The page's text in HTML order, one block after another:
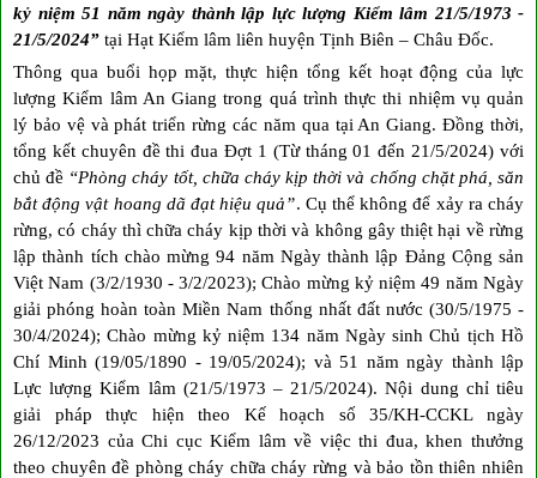
kỷ niệm 51 năm ngày thành lập lực lượng Kiểm lâm 21/5/1973 -
21/5/2024” tại Hạt Kiểm lâm liên huyện Tịnh Biên – Châu Đốc.
Thông qua buổi họp mặt, thực hiện tổng kết hoạt động của lực
lượng Kiểm lâm An Giang trong quá trình thực thi nhiệm vụ quản
lý bảo vệ và phát triển rừng các năm qua tại An Giang. Đồng thời,
tổng kết chuyên đề thi đua Đợt 1 (Từ tháng 01 đến 21/5/2024) với
chủ đề “Phòng cháy tốt, chữa cháy kịp thời và chống chặt phá, săn
bắt động vật hoang dã đạt hiệu quả”. Cụ thể không để xảy ra cháy
rừng, có cháy thì chữa cháy kịp thời và không gây thiệt hại về rừng
lập thành tích chào mừng 94 năm Ngày thành lập Đảng Cộng sản
Việt Nam (3/2/1930 - 3/2/2023); Chào mừng kỷ niệm 49 năm Ngày
giải phóng hoàn toàn Miền Nam thống nhất đất nước (30/5/1975 -
30/4/2024); Chào mừng kỷ niệm 134 năm Ngày sinh Chủ tịch Hồ
Chí Minh (19/05/1890 - 19/05/2024); và 51 năm ngày thành lập
Lực lượng Kiểm lâm (21/5/1973 – 21/5/2024). Nội dung chỉ tiêu
giải pháp thực hiện theo Kế hoạch số 35/KH-CCKL ngày
26/12/2023 của Chi cục Kiểm lâm về việc thi đua, khen thưởng
theo chuyên đề phòng cháy chữa cháy rừng và bảo tồn thiên nhiên